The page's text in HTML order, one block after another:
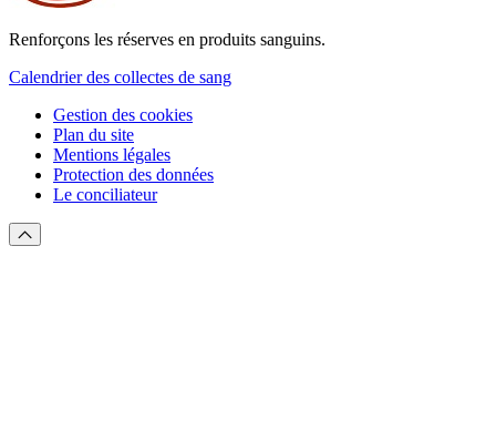
Renforçons les réserves en produits sanguins.
Calendrier des collectes de sang
Gestion des cookies
Plan du site
Mentions légales
Protection des données
Le conciliateur